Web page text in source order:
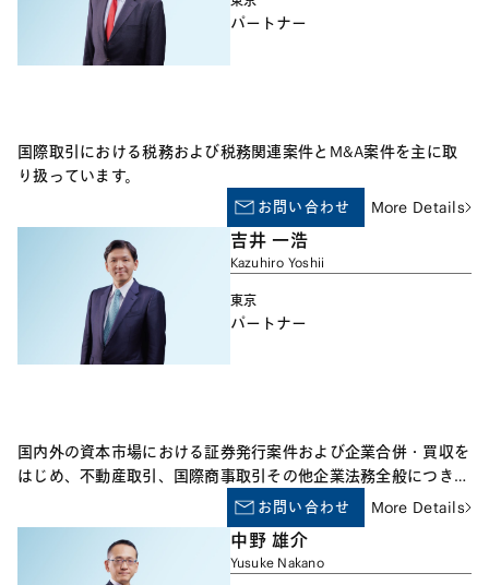
処、ワークシェアリング、高年齢者雇用関係、障害者雇用関係、
テレワーク（WFH）、懲戒処分、転勤・出向・転籍、職業安定
法・労働施策総合推進法、成果主義対応、兼業・副業、求職者紹
進関係、セクシュアルハラスメント、いじめ（パワハラ）、メン
タルヘルス悪化労働者の取扱、労働安全衛生、労働契約書作成、
就業規則作成・改正、人事評価制度構築、福利厚生制度構築、取
託関係(労働者と個人事業主やコンサルタントやフリーランスと
の相違)、優越的地位の濫用、フリーランス適正化法、独占禁止
法、下請法、消費税転化対策特別措置法など V. 非正規雇用関係
パートタイム労働者関係、有期労働契約関係、労働者派遣関係、
労働者派遣と業務委託・請負との相違 VI. 情報法および知的財産
権法との相克 競業避止、引抜禁止、会社秘密情報の従業員によ
機管理、公務員倫理規程、FCPA、輸出管理規制 VIII. 労働保険・
社会保険・年金関係、税務関係 労働者災害補償保険、雇用保
険、健康保険、厚生年金保険、確定拠出年金、確定給付企業年
金、所得税、法人税など IX. 入管法との相克 外国人雇用関係
（査証、在留資格、再入国許可、在留期間更新など） X. 紛争関
係 労働審判、労働訴訟、個別労働紛争助言指導斡旋、不当労働
パートナー
国際取引における税務および税務関連案件とM&A案件を主に取
り扱っています。
お問い合わせ More Details
吉井 一浩
Kazuhiro Yoshii
東京
パートナー
国内外の資本市場における証券発行案件および企業合併・買収を
はじめ、不動産取引、国際商事取引その他企業法務全般につき幅
お問い合わせ More Details
中野 雄介
Yusuke Nakano